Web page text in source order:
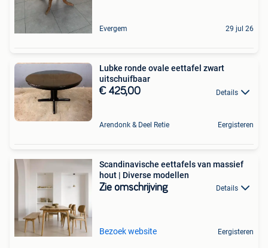
Evergem 29 jul 26
Lubke ronde ovale eettafel zwart
uitschuifbaar
€ 425,00 Details
Arendonk & Deel Retie Eergisteren
Scandinavische eettafels van massief
hout | Diverse modellen
Zie omschrijving Details
Bezoek website Eergisteren